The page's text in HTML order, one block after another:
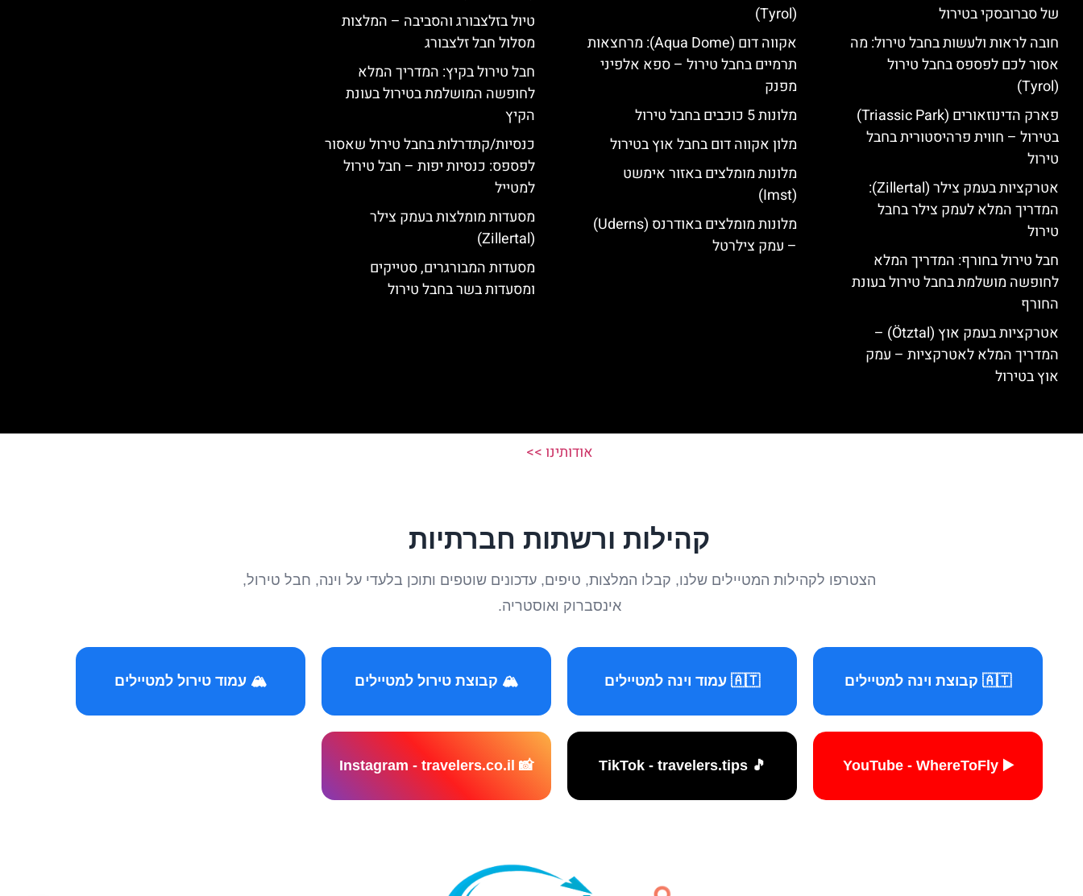
של סברובסקי בטירול
חובה לראות ולעשות בחבל טירול: מה
אסור לכם לפספס בחבל טירול
(Tyrol)
פארק הדינוזאורים (Triassic Park)
בטירול – חווית פרהיסטורית בחבל
טירול
אטרקציות בעמק צילר (Zillertal):
המדריך המלא לעמק צילר בחבל
טירול
חבל טירול בחורף: המדריך המלא
לחופשה מושלמת בחבל טירול בעונת
החורף
אטרקציות בעמק אוץ (Ötztal) –
המדריך המלא לאטרקציות – עמק
אוץ בטירול
(Tyrol)
אקווה דום (Aqua Dome): מרחצאות
תרמיים בחבל טירול – ספא אלפיני
מפנק
מלונות 5 כוכבים בחבל טירול
מלון אקווה דום בחבל אוץ בטירול
מלונות מומלצים באזור אימשט
(Imst)
מלונות מומלצים באודרנס (Uderns)
– עמק צילרטל
טיול בזלצבורג והסביבה – המלצות
מסלול חבל זלצבורג
חבל טירול בקיץ: המדריך המלא
לחופשה המושלמת בטירול בעונת
הקיץ
כנסיות/קתדרלות בחבל טירול שאסור
לפספס: כנסיות יפות – חבל טירול
למטייל
מסעדות מומלצות בעמק צילר
(Zillertal)
מסעדות המבורגרים, סטייקים
ומסעדות בשר בחבל טירול
אודותינו >>
קהילות ורשתות חברתיות
הצטרפו לקהילות המטיילים שלנו, קבלו המלצות, טיפים, עדכונים שוטפים ותוכן בלעדי על וינה, חבל טירול,
אינסברוק ואוסטריה.
🇦🇹 קבוצת וינה למטיילים 🇦🇹 עמוד וינה למטיילים 🏔️ קבוצת טירול למטיילים 🏔️ עמוד טירול למטיילים
▶️ YouTube - WhereToFly
🎵 TikTok - travelers.tips
📸 Instagram - travelers.co.il